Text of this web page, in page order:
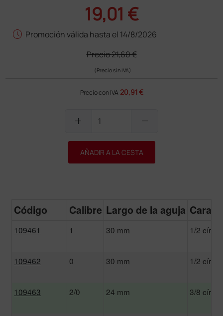
19,01 €
schedule Promoción válida hasta el 14/8/2026
Precio21,60 €
(Precio sin IVA)
Precio con IVA 20,91 €
add remove
AÑADIR A LA CESTA
Código Calibre Largo de la aguja
109461 1 30 mm 1/2
109462 0 30 mm 1/2
109463 2/0 24 mm 3/8